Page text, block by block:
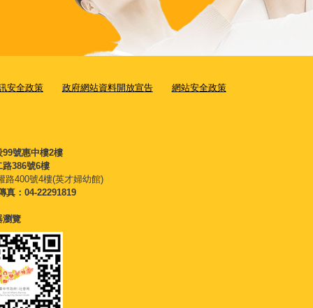
安全政策 政府網站資料開放宣告 網站安全政策
號惠中樓2樓
386號6樓
路400號4樓(英才婦幼館)
真：04-22291819
瀏覽